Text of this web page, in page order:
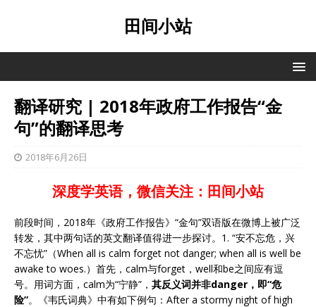
田间小站
翻译研究 | 2018年政府工作报告“金
句”的翻译思考
2018年6月26日
深度学英语，微信关注：田间小站
前段时间，2018年《政府工作报告》“金句”双语版在微博上被广泛
转发，其中两句话的英文翻译值得进一步探讨。1. “安不忘危，兴
不忘忧”（When all is calm forget not danger; when all is well be
awake to woes.）首先，calm与forget，well和be之间应有逗
号。用词方面，calm为“宁静”， 其反义词并非danger，即“危
险”。《韦氏词典》中有如下例句：After a stormy night of high